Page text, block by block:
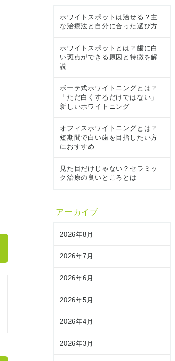
ホワイトスポットは治せる？主
な治療法と自分に合った選び方
ホワイトスポットとは？歯に白
い斑点ができる原因と特徴を解
説
ボーテ式ホワイトニングとは？
「ただ白くするだけではない」
新しいホワイトニング
オフィスホワイトニングとは？
短期間で白い歯を目指したい方
におすすめ
見た目だけじゃない？セラミッ
ク治療の良いところとは
アーカイブ
2026年8月
2026年7月
2026年6月
2026年5月
2026年4月
2026年3月